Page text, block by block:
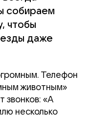
собираем
чтобы
даже
Телефон
животным»
звонков: «А
несколько